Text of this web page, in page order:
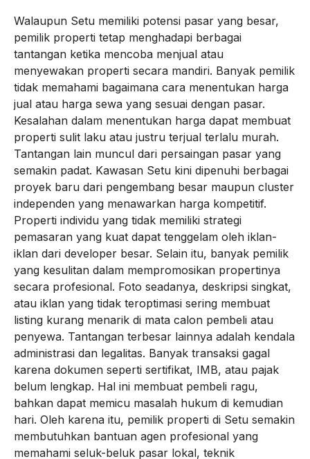
Walaupun Setu memiliki potensi pasar yang besar,
pemilik properti tetap menghadapi berbagai
tantangan ketika mencoba menjual atau
menyewakan properti secara mandiri. Banyak pemilik
tidak memahami bagaimana cara menentukan harga
jual atau harga sewa yang sesuai dengan pasar.
Kesalahan dalam menentukan harga dapat membuat
properti sulit laku atau justru terjual terlalu murah.
Tantangan lain muncul dari persaingan pasar yang
semakin padat. Kawasan Setu kini dipenuhi berbagai
proyek baru dari pengembang besar maupun cluster
independen yang menawarkan harga kompetitif.
Properti individu yang tidak memiliki strategi
pemasaran yang kuat dapat tenggelam oleh iklan-
iklan dari developer besar. Selain itu, banyak pemilik
yang kesulitan dalam mempromosikan propertinya
secara profesional. Foto seadanya, deskripsi singkat,
atau iklan yang tidak teroptimasi sering membuat
listing kurang menarik di mata calon pembeli atau
penyewa. Tantangan terbesar lainnya adalah kendala
administrasi dan legalitas. Banyak transaksi gagal
karena dokumen seperti sertifikat, IMB, atau pajak
belum lengkap. Hal ini membuat pembeli ragu,
bahkan dapat memicu masalah hukum di kemudian
hari. Oleh karena itu, pemilik properti di Setu semakin
membutuhkan bantuan agen profesional yang
memahami seluk-beluk pasar lokal, teknik